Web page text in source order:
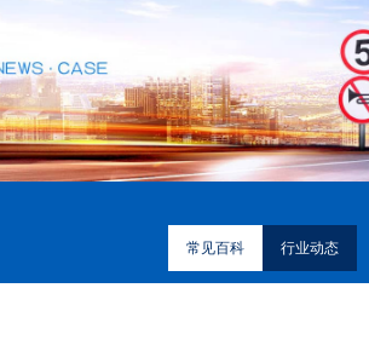
常见百科 行业动态